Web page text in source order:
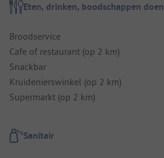
Eten, drinken, boodschappen doen
Broodservice
Cafe of restaurant (op 2 km)
Snackbar
Kruidenierswinkel (op 2 km)
Supermarkt (op 2 km)
Sanitair